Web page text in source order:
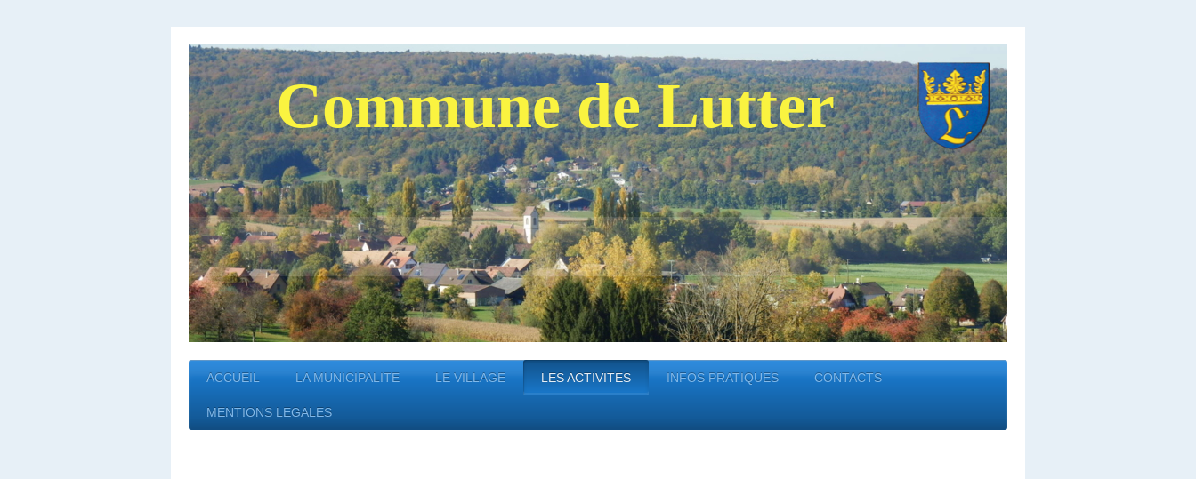
Commune de Lutter
ACCUEIL LA MUNICIPALITE LE VILLAGE LES ACTIVITES INFOS PRATIQUES CONTACTS
MENTIONS LEGALES